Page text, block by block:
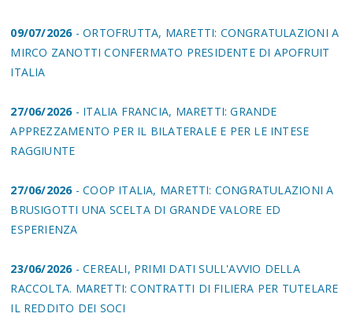
09/07/2026- ORTOFRUTTA, MARETTI: CONGRATULAZIONI A
MIRCO ZANOTTI CONFERMATO PRESIDENTE DI APOFRUIT
ITALIA
27/06/2026- ITALIA FRANCIA, MARETTI: GRANDE
APPREZZAMENTO PER IL BILATERALE E PER LE INTESE
RAGGIUNTE
27/06/2026- COOP ITALIA, MARETTI: CONGRATULAZIONI A
BRUSIGOTTI UNA SCELTA DI GRANDE VALORE ED
ESPERIENZA
23/06/2026- CEREALI, PRIMI DATI SULL'AVVIO DELLA
RACCOLTA. MARETTI: CONTRATTI DI FILIERA PER TUTELARE
IL REDDITO DEI SOCI